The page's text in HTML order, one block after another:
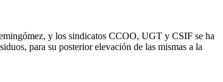
y los sindicatos CCOO, UGT y CSIF se ha
para su posterior elevación de las mismas a la